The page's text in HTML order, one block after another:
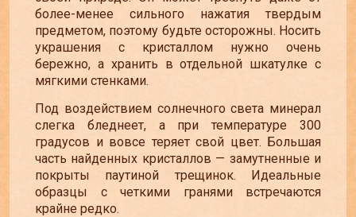
более-менее сильного нажатия твердым
предметом, поэтому будьте осторожны. Носить
украшения с кристаллом нужно очень
бережно, а хранить в отдельной шкатулке с
мягкими стенками.
Под воздействием солнечного света минерал
слегка бледнеет, а при температуре 300
градусов и вовсе теряет свой цвет. Большая
часть найденных кристаллов — замутненные и
покрыты паутиной трещинок. Идеальные
образцы с четкими гранями встречаются
крайне редко.